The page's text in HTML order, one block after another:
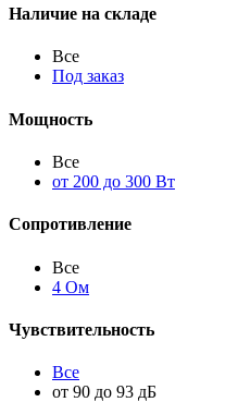
Наличие на складе
Все
Под заказ
Мощность
Все
от 200 до 300 Вт
Сопротивление
Все
4 Ом
Чувствительность
Все
от 90 до 93 дБ